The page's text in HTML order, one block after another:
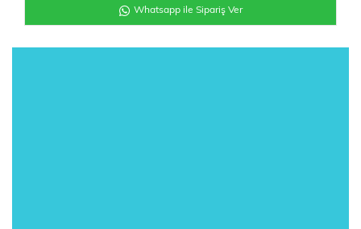
Whatsapp ile Sipariş Ver